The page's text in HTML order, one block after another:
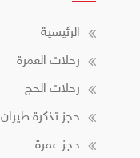
الرئيسية
رحلات العمرة
رحلات الحج
حجز تذكرة طيران
حجز عمرة